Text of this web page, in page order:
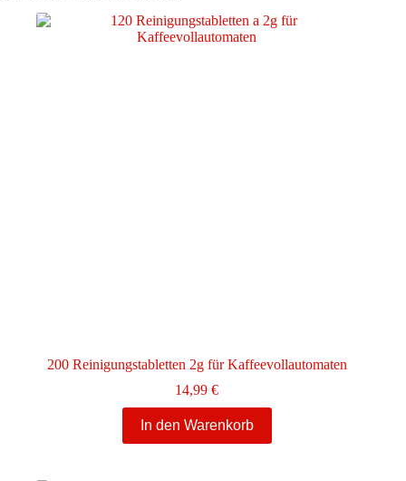
200 Reinigungstabletten 2g für Kaffeevollautomaten
14,99€
In den Warenkorb